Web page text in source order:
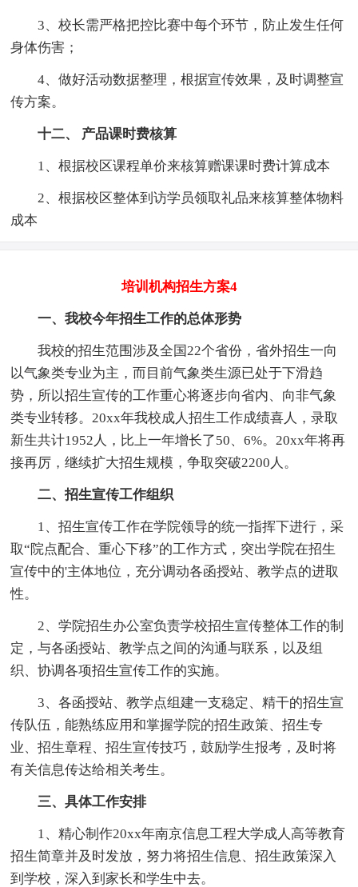
3、校长需严格把控比赛中每个环节，防止发生任何
身体伤害；
4、做好活动数据整理，根据宣传效果，及时调整宣
传方案。
十二、 产品课时费核算
1、根据校区课程单价来核算赠课课时费计算成本
2、根据校区整体到访学员领取礼品来核算整体物料
成本
培训机构招生方案4
一、我校今年招生工作的总体形势
我校的招生范围涉及全国22个省份，省外招生一向
以气象类专业为主，而目前气象类生源已处于下滑趋
势，所以招生宣传的工作重心将逐步向省内、向非气象
类专业转移。20xx年我校成人招生工作成绩喜人，录取
新生共计1952人，比上一年增长了50、6%。20xx年将再
接再厉，继续扩大招生规模，争取突破2200人。
二、招生宣传工作组织
1、招生宣传工作在学院领导的统一指挥下进行，采
取“院点配合、重心下移”的工作方式，突出学院在招生
宣传中的'主体地位，充分调动各函授站、教学点的进取
性。
2、学院招生办公室负责学校招生宣传整体工作的制
定，与各函授站、教学点之间的沟通与联系，以及组
织、协调各项招生宣传工作的实施。
3、各函授站、教学点组建一支稳定、精干的招生宣
传队伍，能熟练应用和掌握学院的招生政策、招生专
业、招生章程、招生宣传技巧，鼓励学生报考，及时将
有关信息传达给相关考生。
三、具体工作安排
1、精心制作20xx年南京信息工程大学成人高等教育
招生简章并及时发放，努力将招生信息、招生政策深入
到学校，深入到家长和学生中去。